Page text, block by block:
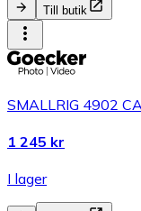
Till butik
SMALLRIG 4902
1 245 kr
I lager